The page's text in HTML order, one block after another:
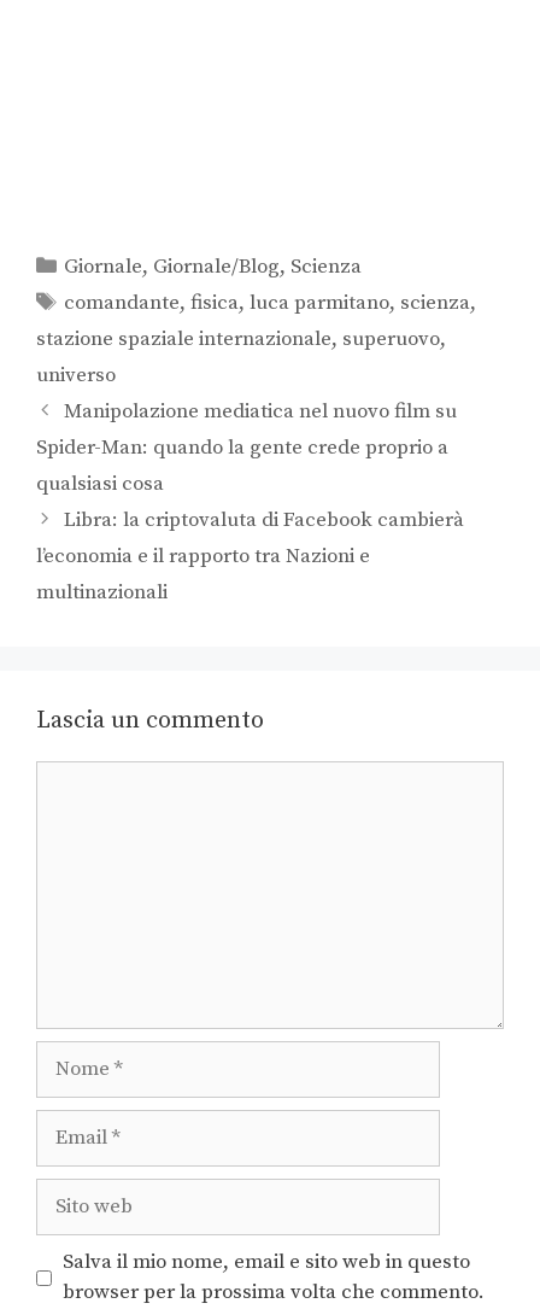
Giornale, Giornale/Blog, Scienza
comandante,fisica,luca parmitano, scienza,
stazione spaziale internazionale, superuovo,
universo
Manipolazione mediatica nel nuovo film su
Spider-Man: quando la gente crede proprio a
qualsiasi cosa
Libra: la criptovaluta di Facebook cambierà
l’economia e il rapporto tra Nazioni e
multinazionali
Lascia un commento
Salva il mio nome, email e sito web in questo
browser per la prossima volta che commento.